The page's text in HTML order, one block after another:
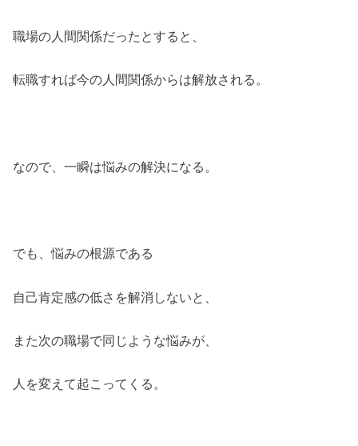
職場の人間関係だったとすると、
転職すれば今の人間関係からは解放される。
なので、一瞬は悩みの解決になる。
でも、悩みの根源である
自己肯定感の低さを解消しないと、
また次の職場で同じような悩みが、
人を変えて起こってくる。